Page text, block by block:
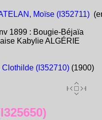
Moïse (I352711)
1899 : Bougie-Béjaïa
Kabylie ALGÉRIE
Clothilde (I352710)(1900)